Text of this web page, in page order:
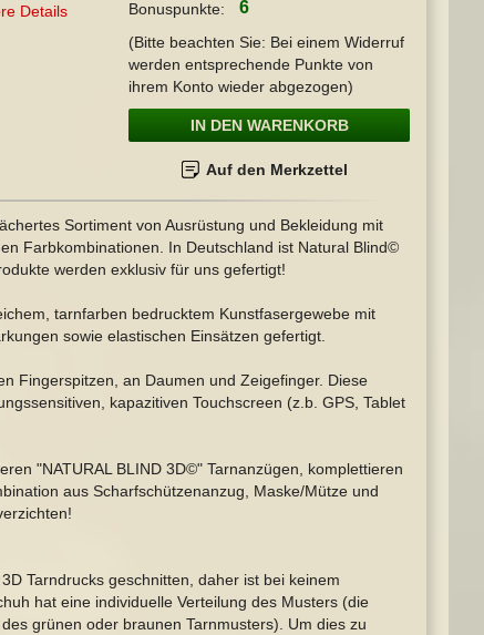
Details Bonuspunkte: 6
(Bitte beachten Sie: Bei einem Widerruf
werden entsprechende Punkte von
ihrem Konto wieder abgezogen)
IN DEN WARENKORB
Auf den Merkzettel
Sortiment von Ausrüstung und Bekleidung mit
Farbkombinationen. In Deutschland ist Natural Blind©
werden exklusiv für uns gefertigt!
tarnfarben bedrucktem Kunstfasergewebe mit
sowie elastischen Einsätzen gefertigt.
Fingerspitzen, an Daumen und Zeigefinger. Diese
kapazitiven Touchscreen (z.b. GPS, Tablet
"NATURAL BLIND 3D©" Tarnanzügen, komplettieren
aus Scharfschützenanzug, Maske/Mütze und
Tarndrucks geschnitten, daher ist bei keinem
hat eine individuelle Verteilung des Musters (die
grünen oder braunen Tarnmusters). Um dies zu